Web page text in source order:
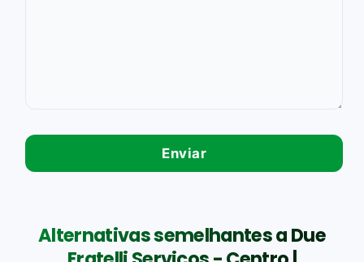
Alternativas semelhantes a Due